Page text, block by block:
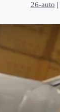
26-auto |